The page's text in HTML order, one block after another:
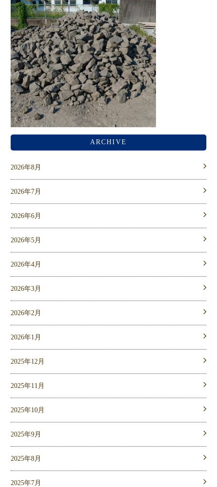
ARCHIVE
2026年8月
2026年7月
2026年6月
2026年5月
2026年4月
2026年3月
2026年2月
2026年1月
2025年12月
2025年11月
2025年10月
2025年9月
2025年8月
2025年7月